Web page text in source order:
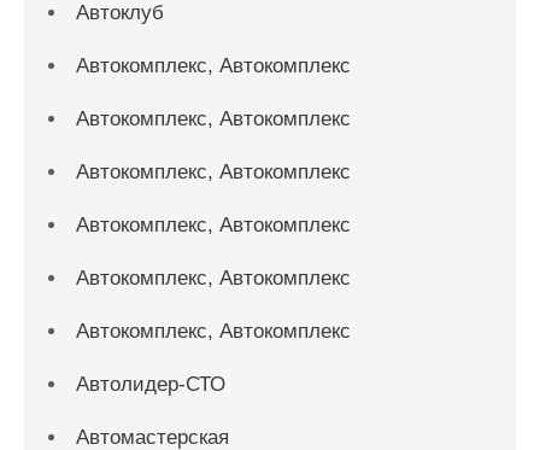
Автоклуб
Автокомплекс, Автокомплекс
Автокомплекс, Автокомплекс
Автокомплекс, Автокомплекс
Автокомплекс, Автокомплекс
Автокомплекс, Автокомплекс
Автокомплекс, Автокомплекс
Автолидер-СТО
Автомастерская